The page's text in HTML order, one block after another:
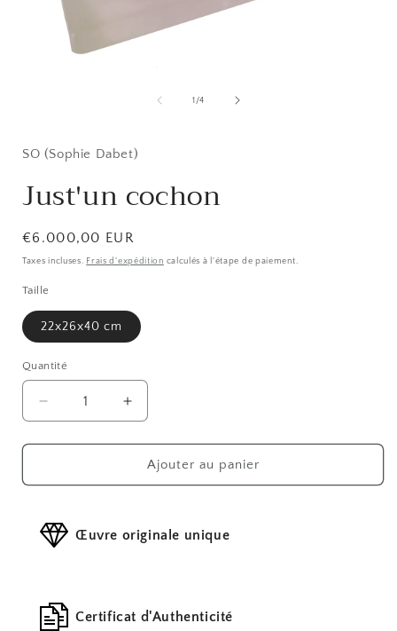
fenêtre
1 /de
4
SO (Sophie Dabet)
Just'un cochon
Prix
habituel
€6.000,00 EUR
Taxes incluses. Frais d'expédition calculés à l'étape de paiement.
Taille
22x26x40 cm
Quantité
Réduire
la
quantité
Just&#39;un
Augmenter
la
quantité
Just&#39;un
Ajouter au panier
Œuvre originale unique
Certificat d'Authenticité